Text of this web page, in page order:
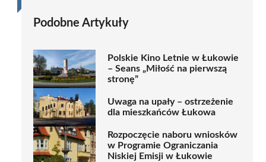
Podobne Artykuły
Polskie Kino Letnie w Łukowie
– Seans „Miłość na pierwszą
stronę”
Uwaga na upały – ostrzeżenie
dla mieszkańców Łukowa
Rozpoczęcie naboru wniosków
w Programie Ograniczania
Niskiej Emisji w Łukowie